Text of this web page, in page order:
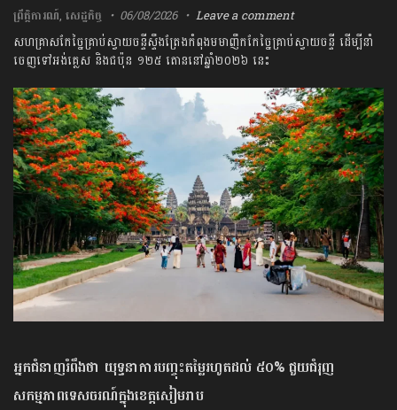
ព្រឹត្តិការណ៍,សេដ្ឋកិច្ច 06/08/2026 Leave a comment
សហគ្រាសកែច្នៃគ្រាប់ស្វាយចន្ទីស្ទឹងត្រែងកំពុងមមាញឹកកែច្នៃគ្រាប់ស្វាយចន្ទី ដើម្បីនាំ
ចេញទៅអង់គ្លេស និងជប៉ុន ១២៥ តោននៅឆ្នាំ២០២៦ នេះ
អ្នកជំនាញ​រំពឹង​ថា​ ​យុទ្ធនាការ​បញ្ចុះ​តម្លៃ​រហូតដល់​ ​៥០​% ​ជួយ​ជំរុញ​
សកម្មភាព​ទេសចរណ៍​ក្នុង​ខេត្ត​សៀមរាប​